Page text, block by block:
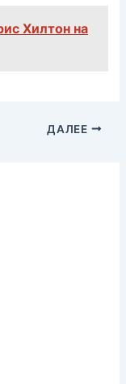
Хилтон на
ДАЛЕЕ